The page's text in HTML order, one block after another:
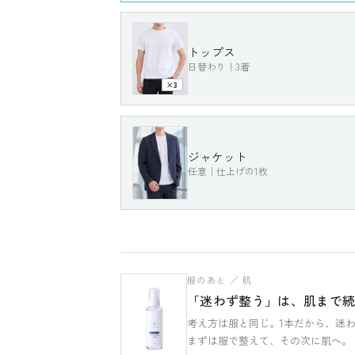
×3
トップス
日替わり｜3着
3枚あれば平日は回る。「今日はどれにしよう
数を増やさなくてもコーデは整います。
ジャケット
任意｜仕上げの1枚
服のあと ／ 肌
「迷わず整う」は、肌まで続
考え方は服と同じ。1本だから、迷わ
まずは服で整えて、その次に肌へ。